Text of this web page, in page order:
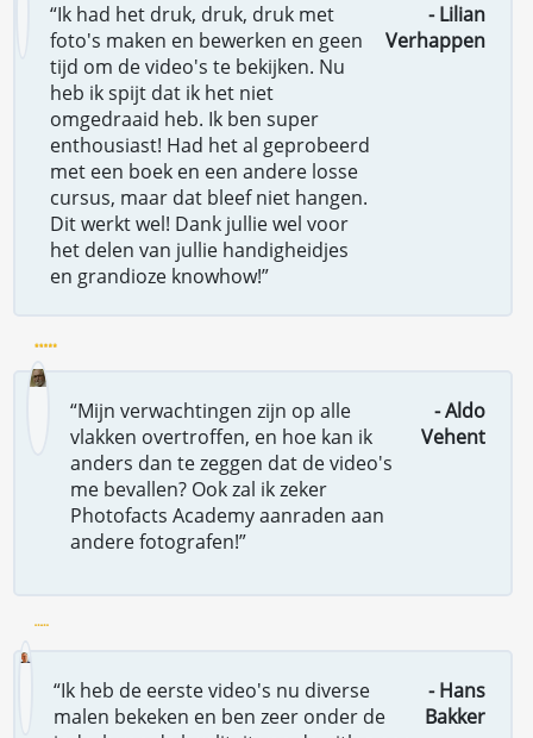
“Ik had het druk, druk, druk met
foto's maken en bewerken en geen
tijd om de video's te bekijken. Nu
heb ik spijt dat ik het niet
omgedraaid heb. Ik ben super
enthousiast! Had het al geprobeerd
met een boek en een andere losse
cursus, maar dat bleef niet hangen.
Dit werkt wel! Dank jullie wel voor
het delen van jullie handigheidjes
en grandioze knowhow!”
- Lilian
Verhappen
“Mijn verwachtingen zijn op alle
vlakken overtroffen, en hoe kan ik
anders dan te zeggen dat de video's
me bevallen? Ook zal ik zeker
Photofacts Academy aanraden aan
andere fotografen!”
- Aldo
Vehent
“Ik heb de eerste video's nu diverse
malen bekeken en ben zeer onder de
- Hans
Bakker